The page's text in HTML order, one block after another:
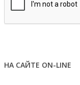
НА САЙТЕ ON-LINE